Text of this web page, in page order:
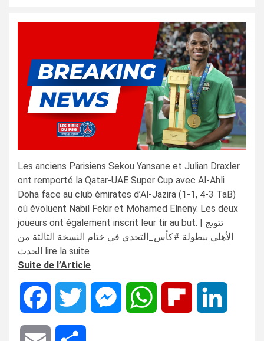
Les anciens Parisiens Sekou Yansane et Julian Draxler
ont remporté la Qatar-UAE Super Cup avec Al-Ahli
Doha face au club émirates d’Al-Jazira (1-1, 4-3 TaB)
où évoluent Nabil Fekir et Mohamed Elneny. Les deux
joueurs ont également inscrit leur tir au but. | تتويج
الأهلي ببطولة #كأس_التحدي في ختام النسخة الثالثة من
الحدث lire la suite
Suite de l’Article
Facebook Twitter MessengerWhatsApp Flipboard